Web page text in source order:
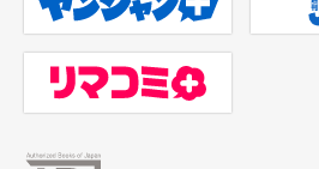
リマコミ＋